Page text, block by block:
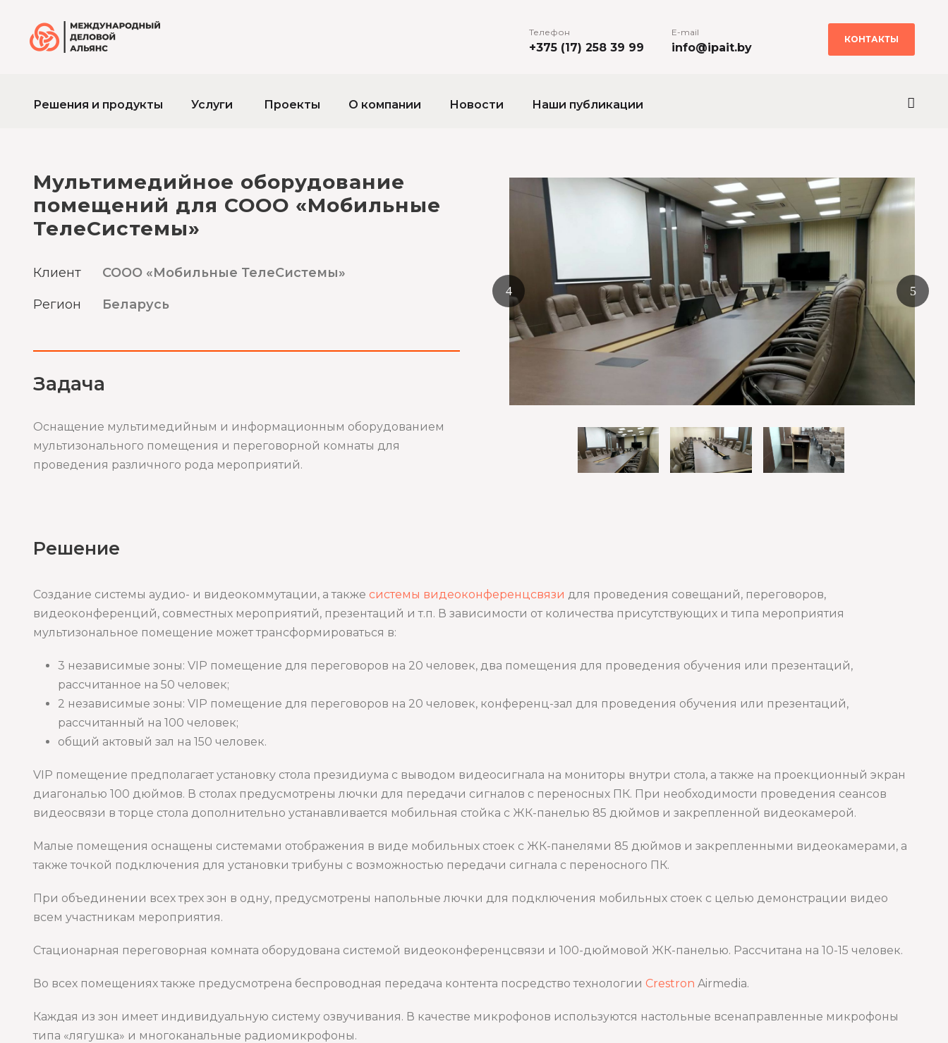
Телефон
+375 (17) 258 39 99
E-mail
info@ipait.by
КОНТАКТЫ
Решения и продукты Услуги Проекты О компании Новости Наши публикации
Мультимедийное оборудование
помещений для СООО «Мобильные
ТелеСистемы»
Клиент СООО «Мобильные ТелеСистемы»
Регион Беларусь
Задача
Оснащение мультимедийным и информационным оборудованием
мультизонального помещения и переговорной комнаты для
проведения различного рода мероприятий.
Решение
Создание системы аудио- и видеокоммутации, а также системы видеоконференцсвязи для проведения совещаний, переговоров,
видеоконференций, совместных мероприятий, презентаций и т.п. В зависимости от количества присутствующих и типа мероприятия
мультизональное помещение может трансформироваться в:
3 независимые зоны: VIP помещение для переговоров на 20 человек, два помещения для проведения обучения или презентаций,
рассчитанное на 50 человек;
2 независимые зоны: VIP помещение для переговоров на 20 человек, конференц-зал для проведения обучения или презентаций,
рассчитанный на 100 человек;
общий актовый зал на 150 человек.
VIP помещение предполагает установку стола президиума с выводом видеосигнала на мониторы внутри стола, а также на проекционный экран
диагональю 100 дюймов. В столах предусмотрены лючки для передачи сигналов с переносных ПК. При необходимости проведения сеансов
видеосвязи в торце стола дополнительно устанавливается мобильная стойка с ЖК-панелью 85 дюймов и закрепленной видеокамерой.
Малые помещения оснащены системами отображения в виде мобильных стоек с ЖК-панелями 85 дюймов и закрепленными видеокамерами, а
также точкой подключения для установки трибуны с возможностью передачи сигнала с переносного ПК.
При объединении всех трех зон в одну, предусмотрены напольные лючки для подключения мобильных стоек с целью демонстрации видео
всем участникам мероприятия.
Стационарная переговорная комната оборудована системой видеоконференцсвязи и 100-дюймовой ЖК-панелью. Рассчитана на 10-15 человек.
Во всех помещениях также предусмотрена беспроводная передача контента посредство технологии Crestron Airmedia.
Каждая из зон имеет индивидуальную систему озвучивания. В качестве микрофонов используются настольные всенаправленные микрофоны
типа «лягушка» и многоканальные радиомикрофоны.